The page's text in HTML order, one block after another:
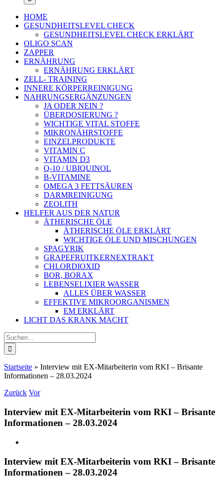
HOME
GESUNDHEITSLEVEL CHECK
GESUNDHEITSLEVEL CHECK ERKLÄRT
OLIGO SCAN
ZAPPER
ERNÄHRUNG
ERNÄHRUNG ERKLÄRT
ZELL- TRAINING
INNERE KÖRPERREINIGUNG
NAHRUNGSERGÄNZUNGEN
JA ODER NEIN ?
ÜBERDOSIERUNG ?
WICHTIGE VITAL STOFFE
MIKRONÄHRSTOFFE
EINZELPRODUKTE
VITAMIN C
VITAMIN D3
Q-10 / UBIQUINOL
B-VITAMINE
OMEGA 3 FETTSÄUREN
DARMREINIGUNG
ZEOLITH
HELFER AUS DER NATUR
ÄTHERISCHE ÖLE
ÄTHERISCHE ÖLE ERKLÄRT
WICHTIGE ÖLE UND MISCHUNGEN
SPAGYRIK
GRAPEFRUITKERNEXTRAKT
CHLORDIOXID
BOR, BORAX
LEBENSELIXIER WASSER
ALLES ÜBER WASSER
EFFEKTIVE MIKROORGANISMEN
EM ERKLÄRT
LICHT DAS KRANK MACHT
Suche
nach:
Startseite » Interview mit EX-Mitarbeiterin vom RKI – Brisante
Informationen – 28.03.2024
Zurück Vor
Interview mit EX-Mitarbeiterin vom RKI – Brisante
Informationen – 28.03.2024
Interview mit EX-Mitarbeiterin vom RKI – Brisante
Informationen – 28.03.2024